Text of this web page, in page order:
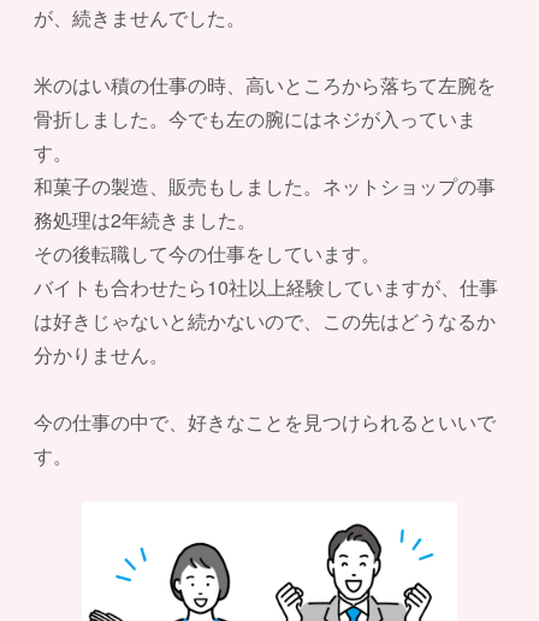
が、続きませんでした。
米のはい積の仕事の時、高いところから落ちて左腕を
骨折しました。今でも左の腕にはネジが入っていま
す。
和菓子の製造、販売もしました。ネットショップの事
務処理は2年続きました。
その後転職して今の仕事をしています。
バイトも合わせたら10社以上経験していますが、仕事
は好きじゃないと続かないので、この先はどうなるか
分かりません。
今の仕事の中で、好きなことを見つけられるといいで
す。